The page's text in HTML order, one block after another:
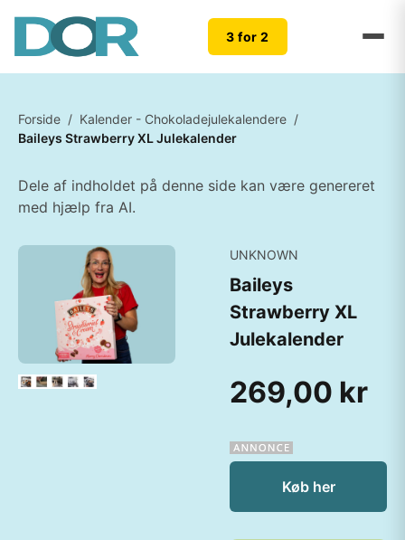
3 for 2
Forside / Kalender - Chokoladejulekalendere /
Baileys Strawberry XL Julekalender
Dele af indholdet på denne side kan være genereret
med hjælp fra AI.
UNKNOWN
Baileys
Strawberry XL
Julekalender
269,00 kr
Køb her